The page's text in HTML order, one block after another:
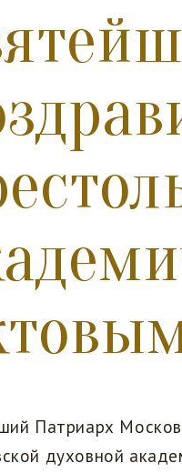
Патриарх
духовной